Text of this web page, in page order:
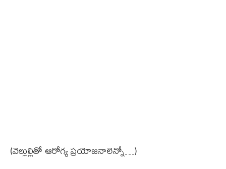
(వెల్లుల్లితో ఆరోగ్య ప్రయోజనాలెన్నో…)